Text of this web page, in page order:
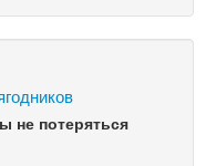
не потеряться